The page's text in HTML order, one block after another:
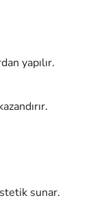
yapılır.
sunar.